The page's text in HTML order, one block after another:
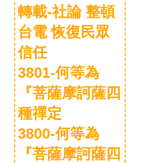
轉載-社論 整頓
台電 恢復民眾
信任
3801-何等為
『菩薩摩訶薩四
種禪定
3800-何等為
『菩薩摩訶薩四